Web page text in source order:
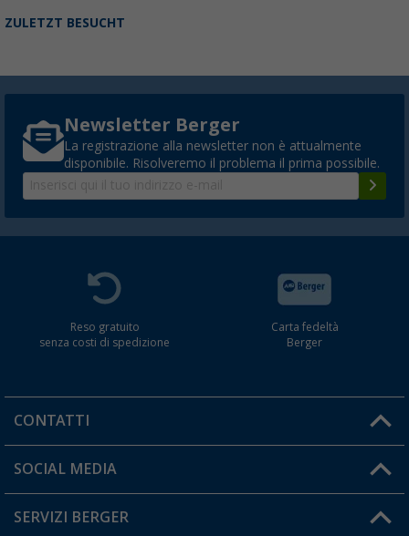
ZULETZT BESUCHT
Newsletter Berger
La registrazione alla newsletter non è attualmente
disponibile. Risolveremo il problema il prima possibile.
Reso gratuito
senza costi di spedizione
Carta fedeltà
Berger
CONTATTI
Orari di apertura del servizio:
Hai una domanda?
SOCIAL MEDIA
SERVIZI BERGER